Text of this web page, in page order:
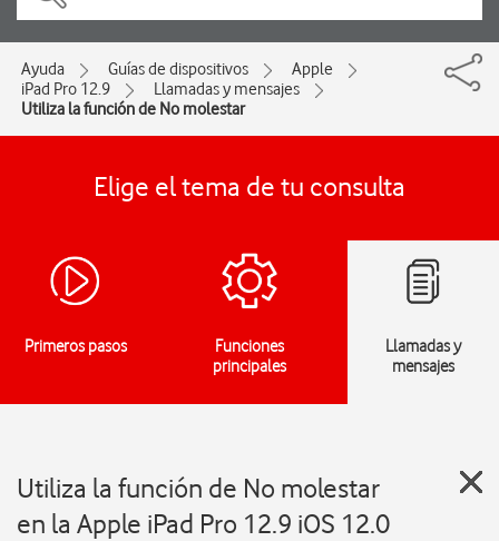
Ayuda Guías de dispositivos
Apple
iPad Pro 12.9
Llamadas y mensajes
Utiliza la función de No molestar
Elige el tema de tu consulta
Primeros pasos
Funciones
principales
Llamadas y
mensajes
Utiliza la función de No molestar
en la Apple iPad Pro 12.9 iOS 12.0